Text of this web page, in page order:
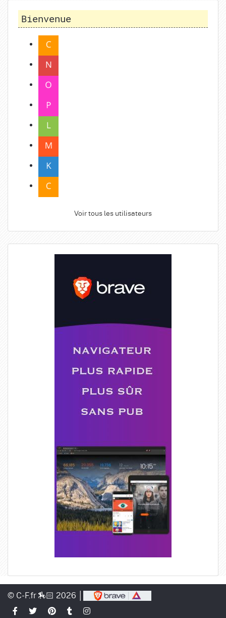
Bienvenue
Voir tous les utilisateurs
© C-F.fr 🏇🏻 2026 │